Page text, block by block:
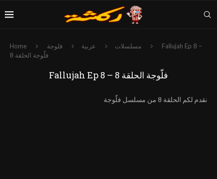
Home مسلسلات عربية فلوجة
Fallujah Ep 8 –
فلّوجة الحلقة 8
Fallujah Ep 8 – فلّوجة الحلقة 8
نقدم لكم الحلقة 8 من مسلسل فلّوجة